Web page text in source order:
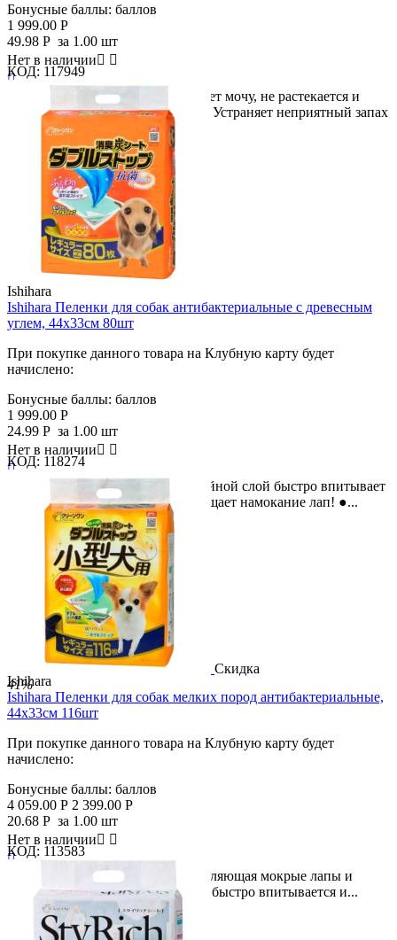
Бонусные баллы: баллов
1 999.00 Р
49.98 Р за 1.00 шт
Нет в наличии 

● Двойной слой быстро впитывает мочу, не растекается и
предотвращает намокание лап! ● Устраняет неприятный запах
КОД: 117949
Ishihara
Ishihara Пеленки для собак антибактериальные с древесным
углем, 44х33см 80шт
При покупке данного товара на Клубную карту будет
начислено:
Бонусные баллы: баллов
1 999.00 Р
24.99 Р за 1.00 шт
Нет в наличии 

Размер пеленки 44 x 33 см ● Двойной слой быстро впитывает
мочу, не растекается и предотвращает намокание лап! ●...
КОД: 118274
Скидка
41%
Ishihara
Ishihara Пеленки для собак мелких пород антибактериальные,
44х33см 116шт
При покупке данного товара на Клубную карту будет
начислено:
Бонусные баллы: баллов
4 059.00 Р 2 399.00 Р
20.68 Р за 1.00 шт
Нет в наличии 

Пеленка для мелких собак, подавляющая мокрые лапы и
запахи. Двойная структура листа быстро впитывается и...
КОД: 113583